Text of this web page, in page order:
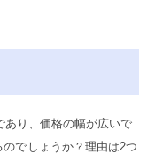
あり、価格の幅が広いで
でしょうか？理由は2つ